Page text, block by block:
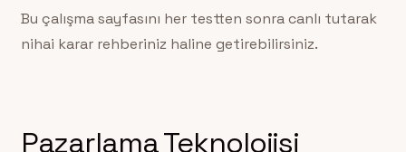
Bu çalışma sayfasını her testten sonra canlı tutarak
nihai karar rehberiniz haline getirebilirsiniz.
Pazarlama Teknolojisi